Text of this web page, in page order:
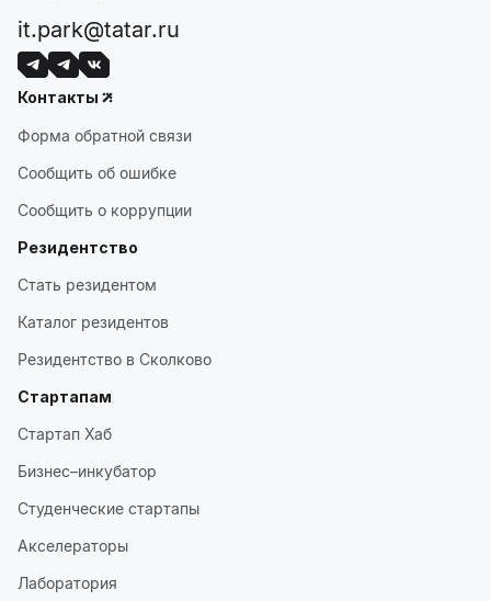
it.park@tatar.ru
Контакты
Форма обратной связи
Сообщить об ошибке
Сообщить о коррупции
Резидентство
Стать резидентом
Каталог резидентов
Резидентство в Сколково
Стартапам
Стартап Хаб
Бизнес–инкубатор
Студенческие стартапы
Акселераторы
Лаборатория